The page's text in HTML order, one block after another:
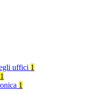
uffici 1
1
1